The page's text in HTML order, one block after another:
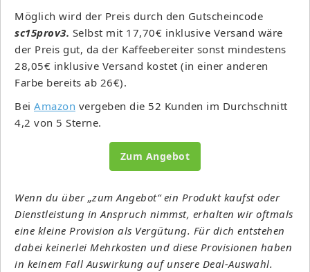
Möglich wird der Preis durch den Gutscheincode
sc15prov3. Selbst mit 17,70€ inklusive Versand wäre
der Preis gut, da der Kaffeebereiter sonst mindestens
28,05€ inklusive Versand kostet (in einer anderen
Farbe bereits ab 26€).
Bei Amazon vergeben die 52 Kunden im Durchschnitt
4,2 von 5 Sterne.
Zum Angebot
Wenn du über „zum Angebot“ ein Produkt kaufst oder
Dienstleistung in Anspruch nimmst, erhalten wir oftmals
eine kleine Provision als Vergütung. Für dich entstehen
dabei keinerlei Mehrkosten und diese Provisionen haben
in keinem Fall Auswirkung auf unsere Deal-Auswahl.